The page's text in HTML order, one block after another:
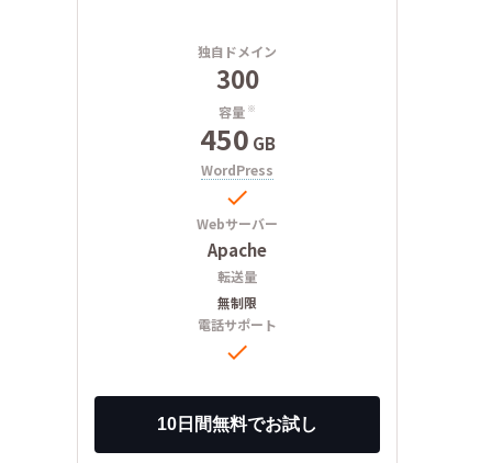
独自ドメイン
300
容量 ※
450 GB
WordPress

Webサーバー
Apache
転送量
無制限
電話サポート
